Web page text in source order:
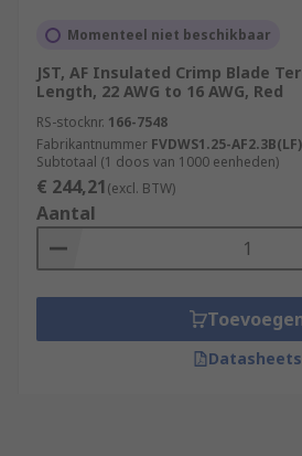
Momenteel niet beschikbaar
JST, AF Insulated Crimp Blade
Length, 22 AWG to 16 AWG, Red
RS-stocknr. 166-7548
Fabrikantnummer FVDWS1.25-AF2.3B(LF)
Subtotaal (1 doos van 1000 eenheden)
€ 244,21(excl. BTW)
Aantal
Datasheets